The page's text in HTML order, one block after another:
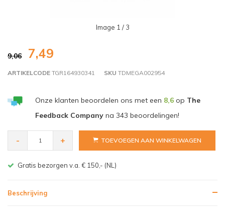
Image 1 / 3
9,06 7,49
ARTIKELCODE TGR164930341 SKU TDMEGA002954
Onze klanten beoordelen ons met een 8,6op The
Feedback Companyna 343 beoordelingen!
- + TOEVOEGEN AAN WINKELWAGEN
Gratis bezorgen v.a. € 150,- (NL)
Beschrijving